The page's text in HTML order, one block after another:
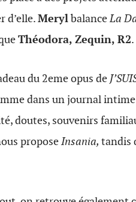
d’elle.MerylbalanceLa
Théodora, Zequin, R2.
du 2eme opus de
dans un journal
doutes, souvenirs
proposeInsania, tandis